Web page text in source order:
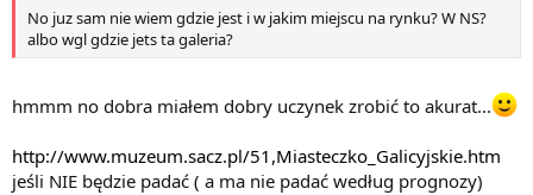
No juz sam nie wiem gdzie jest i w jakim miejscu na rynku? W NS?
albo wgl gdzie jets ta galeria?
hmmm no dobra miałem dobry uczynek zrobić to akurat...
http://www.muzeum.sacz.pl/51,Miasteczko_Galicyjskie.htm
jeśli NIE będzie padać ( a ma nie padać według prognozy)